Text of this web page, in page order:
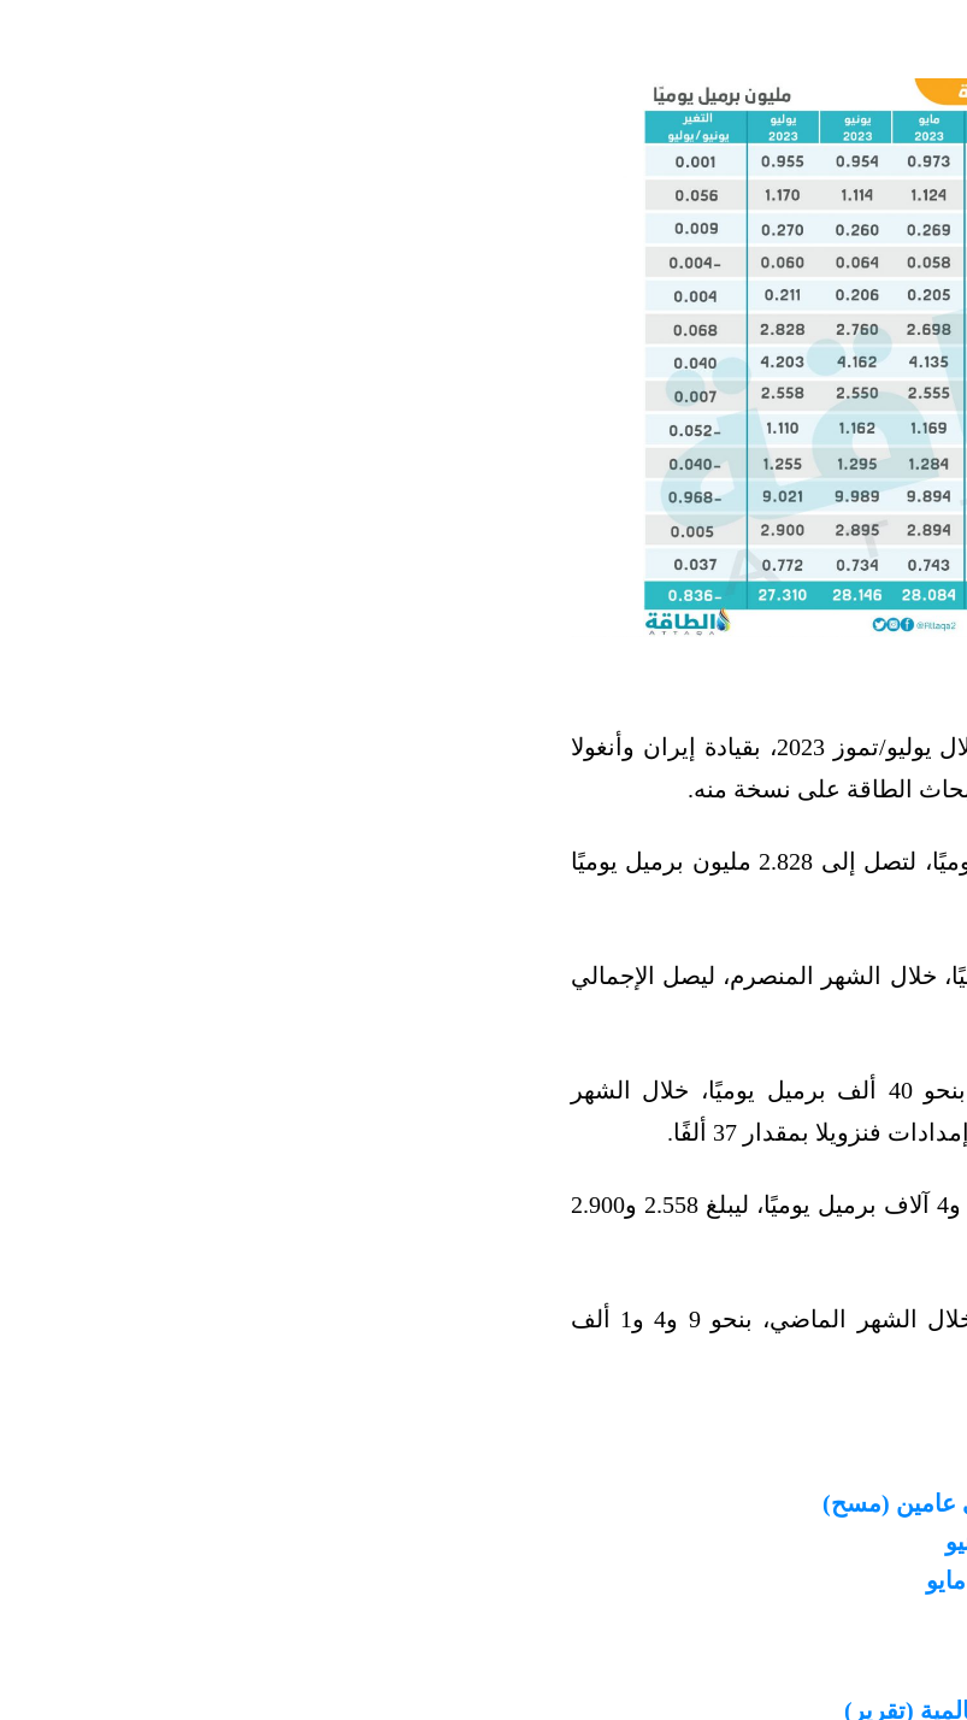
ارتفع إنتاج أوبك النفطي من 9 دول أعضاء بمنظمة أوبك، خلال يوليو/تموز 2023، بقيادة إيران وأنغولا
الطاقة على نسخة منه.
الخام بنحو 68 ألف برميل يوميًا، لتصل إلى 2.828 مليون برميل يوميًا
الخام بمقدار 56 ألف برميل يوميًا، خلال الشهر المنصرم، ليصل الإجمالي
كما أظهر التقرير الشهري ارتفاع إنتاج النفط في العراق بنحو 40 ألف برميل يوميًا، خلال الشهر
وزاد إنتاج النفط في الكويت والإمارات بوتيرة طفيفة بلغت 7 و4 آلاف برميل يوميًا، ليبلغ 2.558 و2.900
وشهدت الكونغو والغابون والجزائر زيادة في إنتاج النفط، خلال الشهر الماضي، بنحو 9 و4 و1 ألف
عامين (مسح)
(تقرير)